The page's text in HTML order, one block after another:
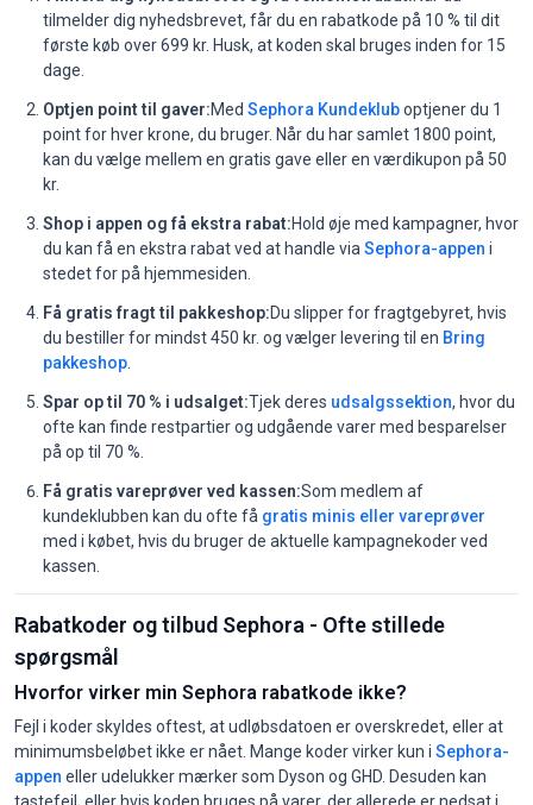
tilmelder dig nyhedsbrevet, får du en rabatkode på 10 % til dit
første køb over 699 kr. Husk, at koden skal bruges inden for 15
dage.
Optjen point til gaver:Med Sephora Kundekluboptjener du 1
point for hver krone, du bruger. Når du har samlet 1800 point,
kan du vælge mellem en gratis gave eller en værdikupon på 50
kr.
Shop i appen og få ekstra rabat:Hold øje med kampagner, hvor
du kan få en ekstra rabat ved at handle via Sephora-appen i
stedet for på hjemmesiden.
Få gratis fragt til pakkeshop:Du slipper for fragtgebyret, hvis
du bestiller for mindst 450 kr. og vælger levering til en Bring
pakkeshop
Spar op til 70 % i udsalget:Tjek deres udsalgssektion, hvor du
ofte kan finde restpartier og udgående varer med besparelser
på op til 70 %.
Få gratis vareprøver ved kassen:Som medlem af
kundeklubben kan du ofte få gratis minis eller vareprøver
med i købet, hvis du bruger de aktuelle kampagnekoder ved
kassen.
Rabatkoder og tilbud Sephora - Ofte stillede
spørgsmål
Hvorfor virker min Sephora rabatkode ikke?
Fejl i koder skyldes oftest, at udløbsdatoen er overskredet, eller at
minimumsbeløbet ikke er nået. Mange koder virker kun i Sephora-
appen eller udelukker mærker som Dyson og GHD. Desuden kan